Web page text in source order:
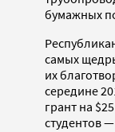
бумажных
самых
их
середине
грант на
студентов